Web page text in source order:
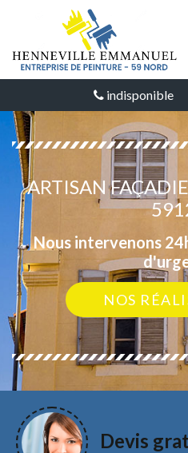
indisponible
ARTISAN
Nous intervenons
NOS
Devis